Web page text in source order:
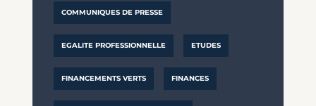
COMMUNIQUES DE PRESSE
EGALITE PROFESSIONNELLE ETUDES
FINANCEMENTS VERTS FINANCES